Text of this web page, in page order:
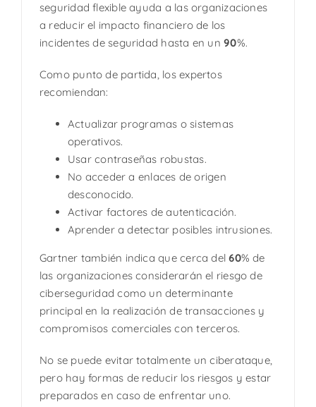
seguridad flexible ayuda a las organizaciones
a reducir el impacto financiero de los
incidentes de seguridad hasta en un90%.
Como punto de partida, los expertos
recomiendan:
Actualizar programas o sistemas
operativos.
Usar contraseñas robustas.
No acceder a enlaces de origen
desconocido.
Activar factores de autenticación.
Aprender a detectar posibles intrusiones.
Gartner también indica que cerca del60% de
las organizaciones considerarán el riesgo de
ciberseguridad como un determinante
principal en la realización de transacciones y
compromisos comerciales con terceros.
No se puede evitar totalmente un ciberataque,
pero hay formas de reducir los riesgos y estar
preparados en caso de enfrentar uno.